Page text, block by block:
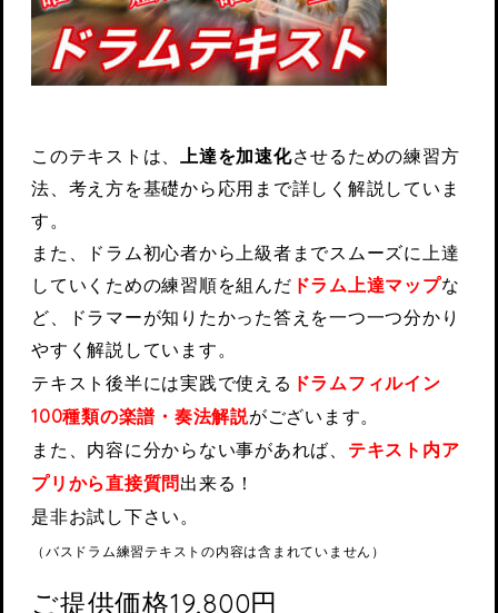
このテキストは、 上達を加速化させるための練習方
法、考え方を基礎から応用まで詳しく解説していま
す。
また、ドラム初心者から上級者までスムーズに上達
していくための練習順を組んだ ドラム上達マップな
ど、ドラマーが知りたかった答えを一つ一つ分かり
やすく解説しています。
テキスト後半には実践で使える ドラムフィルイン
100種類の楽譜・奏法解説がございます。
また、内容に分からない事があれば、 テキスト内ア
プリから直接質問出来る！
是非お試し下さい。
（バスドラム練習テキストの内容は含まれていません）
ご提供価格19,800円